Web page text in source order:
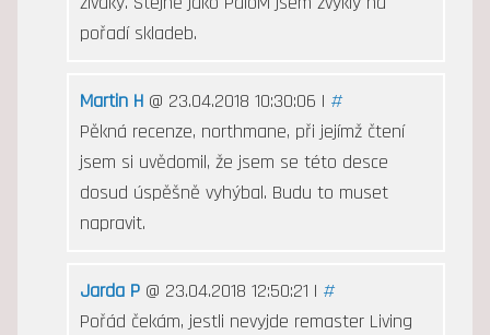
pořadí skladeb.
Martin H@ 23.04.2018 10:30:06 | #
Pěkná recenze, northmane, při jejímž čtení
jsem si uvědomil, že jsem se této desce
dosud úspěšně vyhýbal. Budu to muset
napravit.
Jarda P@ 23.04.2018 12:50:21 | #
Pořád čekám, jestli nevyjde remaster Living